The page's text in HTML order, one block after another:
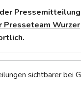
Presseteam Wurzer
sichtbarer bei